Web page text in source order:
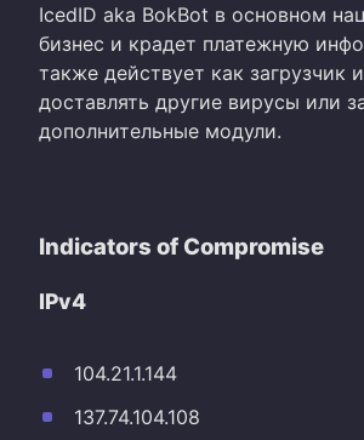
IcedID aka BokBot в основном
бизнес и крадет платежную
также действует как загрузчик
доставлять другие вирусы или
дополнительные модули.
Indicators of Compromise
IPv4
104.21.1.144
137.74.104.108